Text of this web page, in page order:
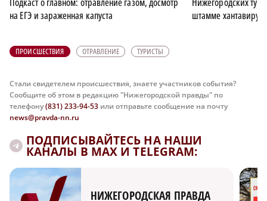
Подкаст о главном: отравление газом, досмотр
на ЕГЭ и зараженная капуста
Нижегородских
штамме хантавируса
ПРОИСШЕСТВИЯ ОТРАВЛЕНИЕ ТУРИСТЫ
Стали свидетелем происшествия, знаете участников события?
Сообщите об этом в редакцию "Нижегородской правды" по
телефону(831) 233-94-53 или отправьте сообщение на почту
news@pravda-nn.ru
ПОДПИСЫВАЙТЕСЬ НА НАШИ
КАНАЛЫ В MAX И TELEGRAM:
НИЖЕГОРОДСКАЯ ПРАВДА